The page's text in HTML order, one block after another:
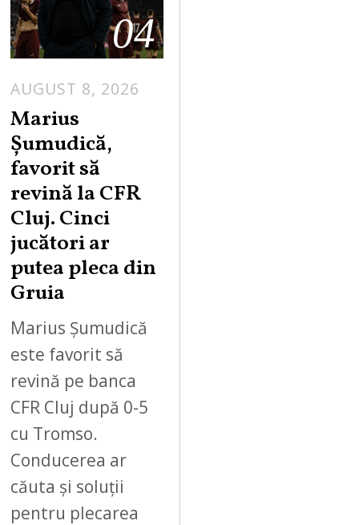
04
AUGUST 8, 2026
Marius
Șumudică,
favorit să
revină la CFR
Cluj. Cinci
jucători ar
putea pleca din
Gruia
Marius Șumudică
este favorit să
revină pe banca
CFR Cluj după 0-5
cu Tromso.
Conducerea ar
căuta și soluții
pentru plecarea